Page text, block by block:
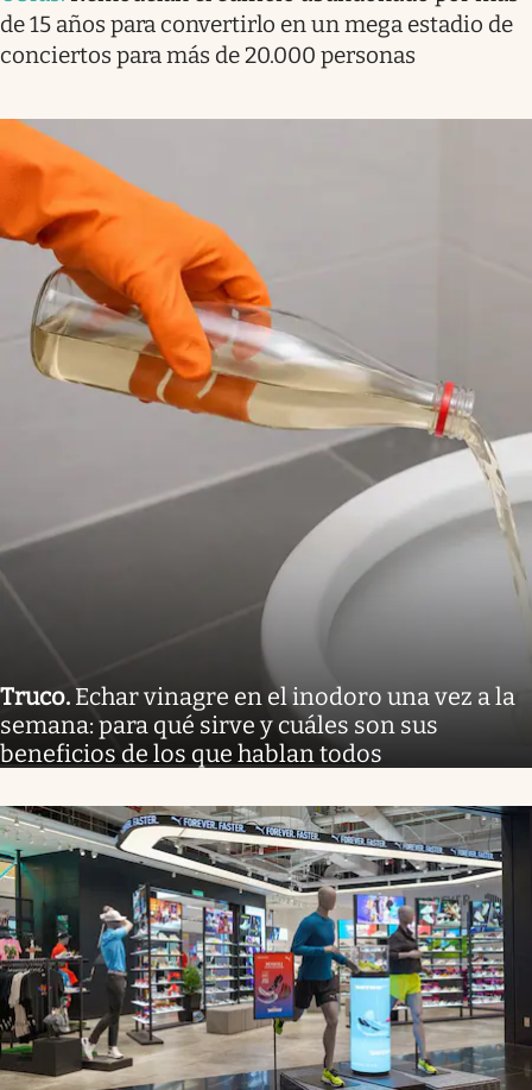
de 15 años para convertirlo en un mega estadio de
conciertos para más de 20.000 personas
Truco. Echar vinagre en el inodoro una vez a la
semana: para qué sirve y cuáles son sus
beneficios de los que hablan todos